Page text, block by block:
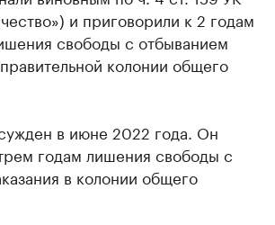
и приговорили к 2 годам
свободы с отбыванием
колонии общего
в июне 2022 года. Он
годам лишения свободы с
в колонии общего